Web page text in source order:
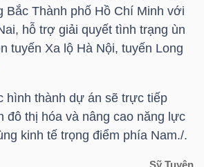
Bắc Thành phố Hồ Chí Minh với
hỗ trợ giải quyết tình trạng ùn
tuyến Xa lộ Hà Nội, tuyến Long
hình thành dự án sẽ trực tiếp
đô thị hóa và nâng cao năng lực
kinh tế trọng điểm phía Nam./.
Sỹ Tuyên